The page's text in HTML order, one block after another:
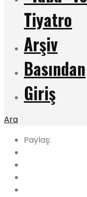
Tiyatro
Arşiv
Basından
Giriş
Ara
Paylaş: